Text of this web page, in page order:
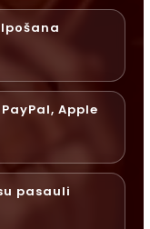
Apple
pasauli